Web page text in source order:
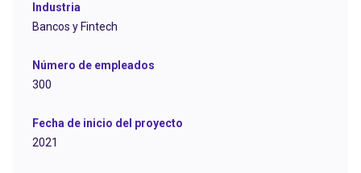
Industria
Bancos y Fintech
Número de empleados
300
Fecha de inicio del proyecto
2021